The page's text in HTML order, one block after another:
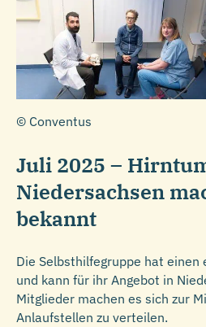
© Conventus
Juli 2025 –
Niedersachsen
bekannt
Die Selbsthilfegruppe hat einen
und kann für ihr Angebot in
Mitglieder machen es sich zur
Anlaufstellen zu verteilen.